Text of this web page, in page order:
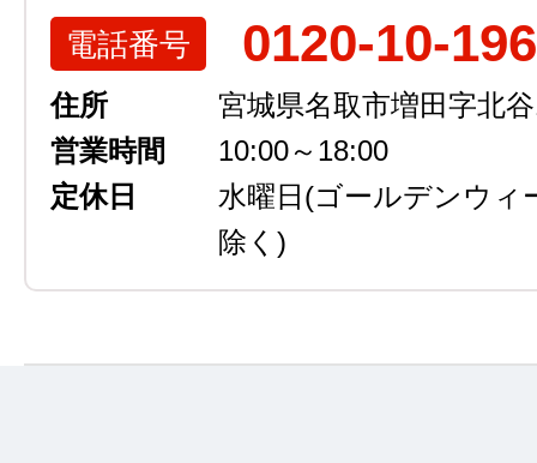
電話番号 0120-10-
住所
宮城県名取市増田字北
営業時間
10:00～18:00
定休日
水曜日 (ゴールデンウィ
除く)